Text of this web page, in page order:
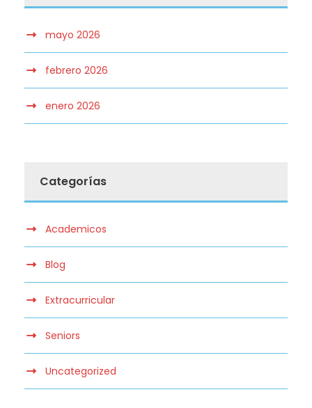
mayo 2026
febrero 2026
enero 2026
Categorías
Academicos
Blog
Extracurricular
Seniors
Uncategorized